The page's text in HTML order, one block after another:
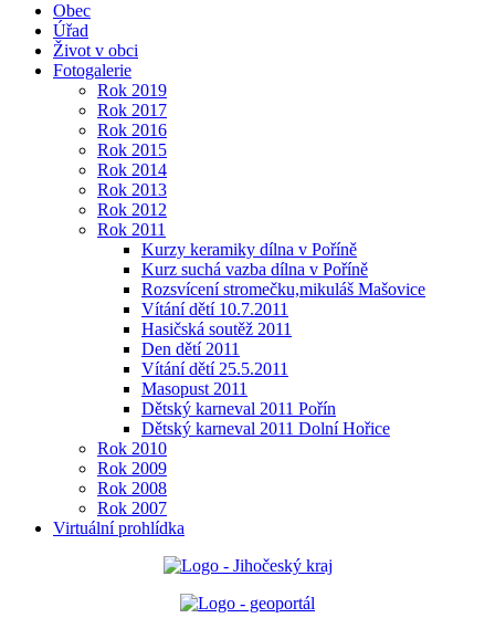
Obec
Úřad
Život v obci
Fotogalerie
Rok 2019
Rok 2017
Rok 2016
Rok 2015
Rok 2014
Rok 2013
Rok 2012
Rok 2011
Kurzy keramiky dílna v Poříně
Kurz suchá vazba dílna v Poříně
Rozsvícení stromečku,mikuláš Mašovice
Vítání dětí 10.7.2011
Hasičská soutěž 2011
Den dětí 2011
Vítání dětí 25.5.2011
Masopust 2011
Dětský karneval 2011 Pořín
Dětský karneval 2011 Dolní Hořice
Rok 2010
Rok 2009
Rok 2008
Rok 2007
Virtuální prohlídka